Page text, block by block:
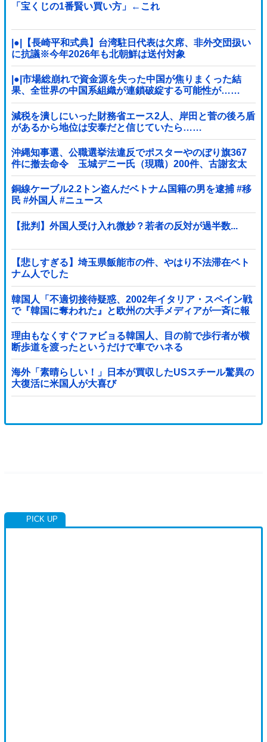
「宝くじの1番賢い買い方」←これ
|●|【長崎平和式典】台湾駐日代表は欠席、非外交団扱い
に抗議※今年2026年も北朝鮮は送付対象
|●|市場総崩れで資金源を失った中国が焦りまくった結
果、全世界の中国系組織が連鎖破綻する可能性が……
減税を潰しにいった財務省エース2人、岸田と菅の後ろ盾
があるから地位は安泰だと信じていたら……
沖縄知事選、公職選挙法違反でポスターやのぼり旗367
件に撤去命令 玉城デニー氏（現職）200件、古謝玄太
氏 149件、下地幹郎氏 16件、比嘉隆...
銅線ケーブル2.2トン盗んだベトナム国籍の男を逮捕 #移
民 #外国人 #ニュース
【批判】外国人受け入れ微妙？若者の反対が過半数...
【悲しすぎる】埼玉県飯能市の件、やはり不法滞在ベト
ナム人でした
韓国人「不適切接待疑惑、2002年イタリア・スペイン戦
で『韓国に奪われた』と欧州の大手メディアが一斉に報
道！」
理由もなくすぐファビョる韓国人、目の前で歩行者が横
断歩道を渡ったというだけで車でハネる
海外「素晴らしい！」日本が買収したUSスチール驚異の
大復活に米国人が大喜び